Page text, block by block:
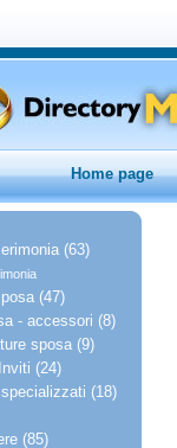
Home page
(63)
(47)
- accessori (8)
sposa (9)
(24)
(18)
(85)